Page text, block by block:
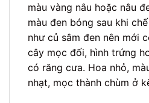
màu vàng nâu hoặc nâu
màu đen bóng sau khi
như củ sâm đen nên mới
cây mọc đối, hình trứng
có răng cưa. Hoa nhỏ,
nhạt, mọc thành chùm ở